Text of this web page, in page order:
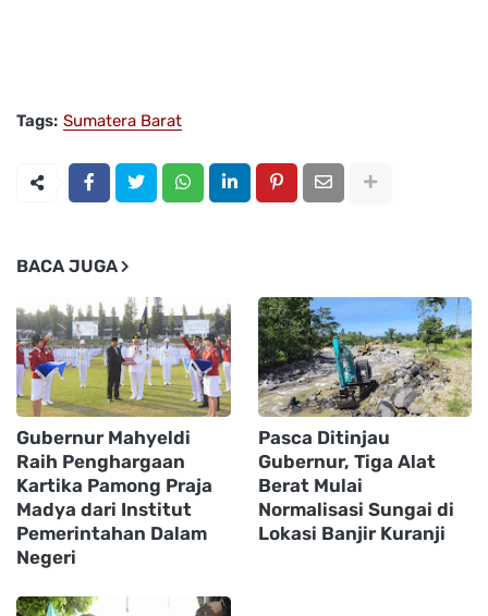
Tags: Sumatera Barat
BACA JUGA
Gubernur Mahyeldi
Raih Penghargaan
Kartika Pamong Praja
Madya dari Institut
Pemerintahan Dalam
Negeri
Pasca Ditinjau
Gubernur, Tiga Alat
Berat Mulai
Normalisasi Sungai di
Lokasi Banjir Kuranji